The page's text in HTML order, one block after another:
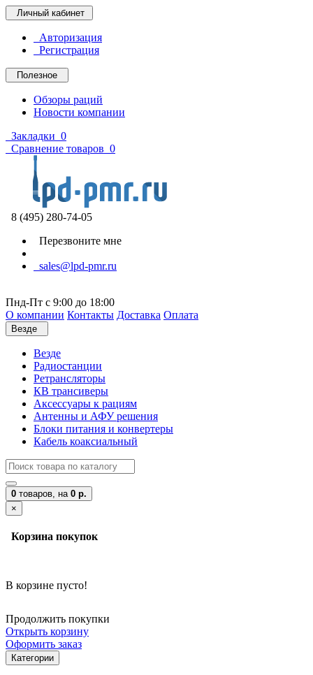
Личный кабинет
Авторизация
Регистрация
Полезное
Обзоры раций
Новости компании
Закладки 0
Сравнение товаров 0
8 (495) 280-74-05
Перезвоните мне
sales@lpd-pmr.ru
Пнд-Пт с 9:00 до 18:00
О компании Контакты Доставка Оплата
Везде
Везде
Радиостанции
Ретрансляторы
КВ трансиверы
Аксессуары к рациям
Антенны и АФУ решения
Блоки питания и конвертеры
Кабель коаксиальный
0 товаров, на 0 р.
×
Корзина покупок
В корзине пусто!
Продолжить покупки
Открыть корзину
Оформить заказ
Категории